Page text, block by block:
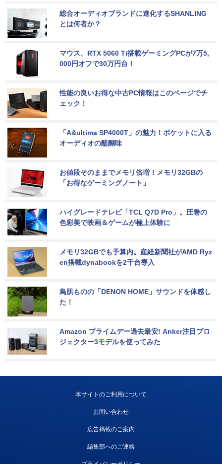
総合オーディオブランドに進化するSHANLING
とは何者か？
マウス、RTX 5060 Ti搭載ゲーミングPCが7万5,
000円オフで30万円台！
性能の良いお得な中古PC情報はこのページでチ
ェック！
「A&ultima SP4000T」の魅力！ポケットに入る
オーディオの醍醐味
お値段そのままでメモリ倍増！メモリ32GBの
「お得なゲーミングノート」
ハイグレードテレビ「TCL Q7D Pro」。圧巻の
色彩美で映画＆ゲームが極上体験に
メモリ32GBでも予算内。産経新聞社がAMD Ryz
en搭載dynabookを2千台導入
鳥肌ものの「DENON HOME」サウンドを体感し
た！
Amazon プライムデー過去最安! Anker注目プロ
ジェクター3モデルを使ってみた
本サイトのご利用について
お問い合わせ
広告掲載のご案内
編集部へのご連絡